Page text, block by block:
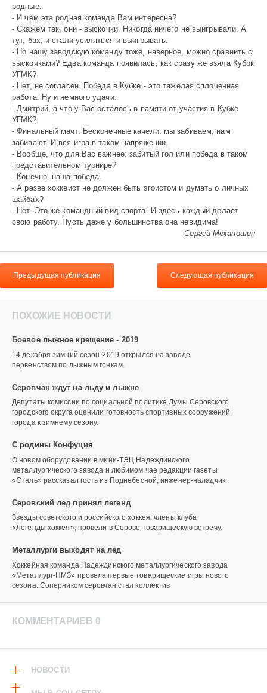
родные.
- И чем эта родная команда Вам интересна?
- Скажем так, они - выскочки. Никогда ничего не выигрывали. А
тут, бах, и стали усиляться и выигрывать.
- Но нашу заводскую команду тоже, наверное, можно сравнить с
выскочками? Едва команда появилась, как сразу же взяла Кубок
УГМК?
- Нет, не согласен. Победа в Кубке - это тяжелая сплоченная
работа. Ну и немного удачи.
- Дмитрий, а что у Вас осталось в памяти от участия в Кубке
УГМК?
- Финальный мачт. Бесконечные качели: мы забиваем, нам
забивают. И вся игра в таком напряжении.
- Вообще, что для Вас важнее: забитый гол или победа в таком
представительном турнире?
- Конечно, наша победа.
- А разве хоккеист не должен быть эгоистом и думать о личных
шайбах?
- Нет. Это же командный вид спорта. И здесь каждый делает
свою работу. Пусть даже у большинства она невидима!
Сергей Механошин
Предыдущая публикация Следующая публикация
ПОХОЖИЕ НОВОСТИ
Боевое лыжное крещение - 2019
14 декабря зимний сезон-2019 открылся на заводе
первенством по лыжным гонкам.
Серовчан ждут на льду и лыжне
Депутаты комиссии по социальной политике Думы Серовского
городского округа оценили готовность спортивных сооружений
города к зимнему сезону.
С родины Конфуция
О новом оборудовании в мини-ТЭЦ Надеждинского
металлургического завода и любимом чае редакции газеты
«Сталь» рассказал гость из Поднебесной, инженер-наладчик
Серовский лед принял легенд
Звезды советского и российского хоккея, члены клуба
«Легенды хоккея», провели в Серове товарищескую встречу.
Металлурги выходят на лед
Хоккейная команда Надеждинского металлургического завода
«Металлург-НМЗ» провела первые товарищеские игры нового
сезона. Соперником серовчан стал коллектив
КОММЕНТАРИЕВ 0
НОВОСТИ